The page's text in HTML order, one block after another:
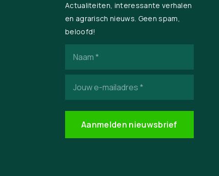
Actualiteiten, interessante verhalen
en agrarisch nieuws. Geen spam,
beloofd!
mailadres